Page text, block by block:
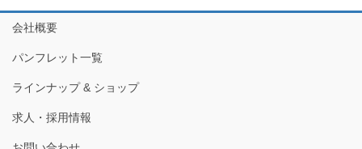
会社概要
パンフレット一覧
ラインナップ & ショップ
求人・採用情報